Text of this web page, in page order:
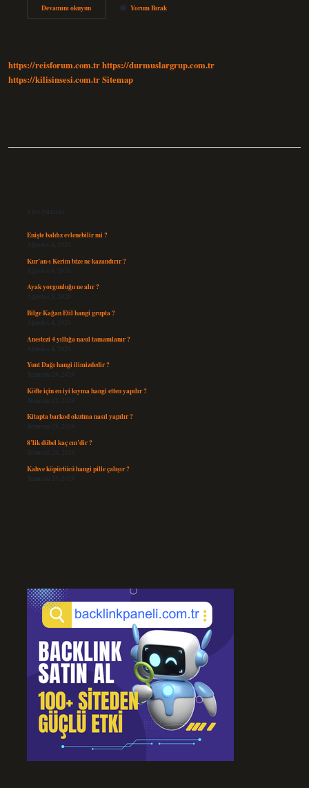
Devamını okuyunKaptan
Köşkü
Yorum Bırak
https://reisforum.com.trhttps://durmuslargrup.com.tr
https://kilisinsesi.com.trSitemap
Son Yazılar
Enişte baldız evlenebilir mi ?
Ağustos 6, 2026
Kur’an-ı Kerim bize ne kazandırır ?
Ağustos 6, 2026
Ayak yorgunluğu ne alır ?
Ağustos 5, 2026
Bilge Kağan Etil hangi grupta ?
Ağustos 4, 2026
Anestezi 4 yıllığa nasıl tamamlanır ?
Ağustos 4, 2026
Yunt Dağı hangi ilimizdedir ?
Temmuz 29, 2026
Köfte için en iyi kıyma hangi etten yapılır ?
Temmuz 27, 2026
Kitapta barkod okutma nasıl yapılır ?
Temmuz 25, 2026
8’lik dübel kaç cm’dir ?
Temmuz 24, 2026
Kahve köpürtücü hangi pille çalışır ?
Temmuz 23, 2026